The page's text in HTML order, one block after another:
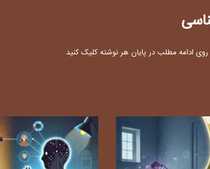
ادامه مطلب در پایان هر نوشته کلیک کنید